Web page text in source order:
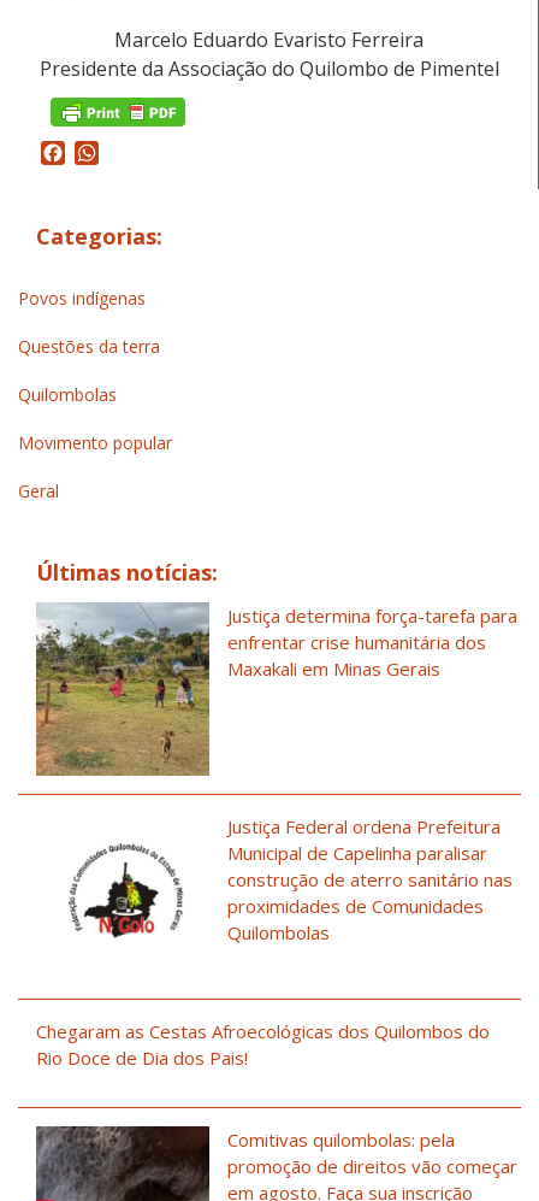
Marcelo Eduardo Evaristo Ferreira
Presidente da Associação do Quilombo de Pimentel
Facebook
Categorias:
Povos indígenas
Questões da terra
Quilombolas
Movimento popular
Geral
Últimas notícias:
Justiça determina força-tarefa para
enfrentar crise humanitária dos
Maxakali em Minas Gerais
Justiça Federal ordena Prefeitura
Municipal de Capelinha paralisar
construção de aterro sanitário nas
proximidades de Comunidades
Quilombolas
Chegaram as Cestas Afroecológicas dos Quilombos do
Rio Doce de Dia dos Pais!
Comitivas quilombolas: pela
promoção de direitos vão começar
em agosto. Faça sua inscrição